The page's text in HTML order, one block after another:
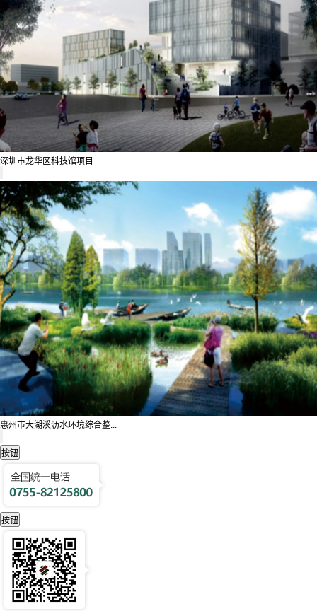
深圳市龙华区科技馆项目
惠州市大湖溪沥水环境综合整...